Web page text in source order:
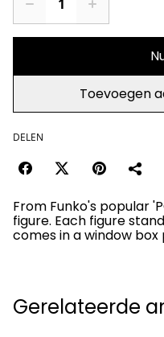
Toevoegen
DELEN
From Funko's popular
figure. Each figure
comes in a window box
Gerelateerde